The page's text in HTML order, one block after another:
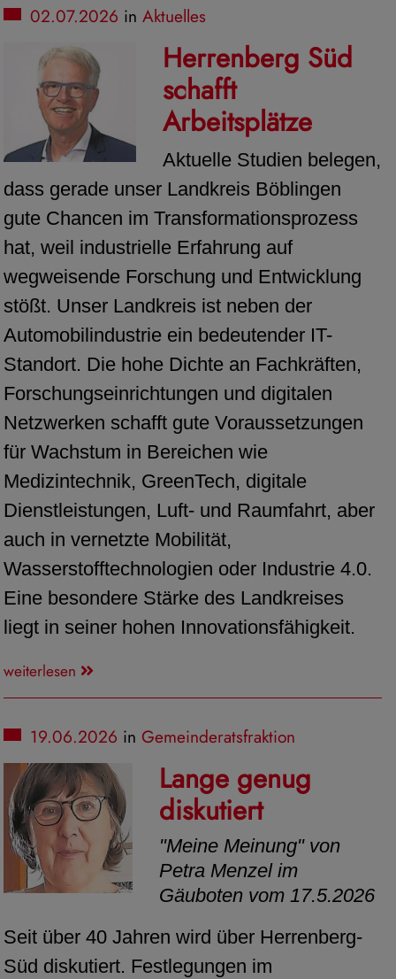
02.07.2026 in Aktuelles
Herrenberg Süd
schafft
Arbeitsplätze
Aktuelle Studien belegen,
dass gerade unser Landkreis Böblingen
gute Chancen im Transformationsprozess
hat, weil industrielle Erfahrung auf
wegweisende Forschung und Entwicklung
stößt. Unser Landkreis ist neben der
Automobilindustrie ein bedeutender IT-
Standort. Die hohe Dichte an Fachkräften,
Forschungseinrichtungen und digitalen
Netzwerken schafft gute Voraussetzungen
für Wachstum in Bereichen wie
Medizintechnik, GreenTech, digitale
Dienstleistungen, Luft- und Raumfahrt, aber
auch in vernetzte Mobilität,
Wasserstofftechnologien oder Industrie 4.0.
Eine besondere Stärke des Landkreises
liegt in seiner hohen Innovationsfähigkeit.
weiterlesen
19.06.2026 in Gemeinderatsfraktion
Lange genug
diskutiert
"Meine Meinung" von
Petra Menzel im
Gäuboten vom 17.5.2026
Seit über 40 Jahren wird über Herrenberg-
Süd diskutiert. Festlegungen im